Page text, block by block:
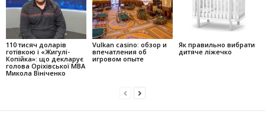
110 тисяч доларів
готівкою і «Жигулі-
Копійка»: що декларує
голова Оріхівської МВА
Микола Вініченко
Vulkan casino: обзор и
впечатления об
игровом опыте
Як правильно вибрати
дитяче ліжечко